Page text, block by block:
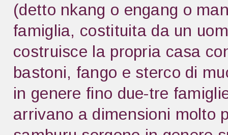
(detto nkang o engang o
famiglia, costituita da un
costruisce la propria casa
bastoni, fango e sterco di
in genere fino due-tre
arrivano a dimensioni molto